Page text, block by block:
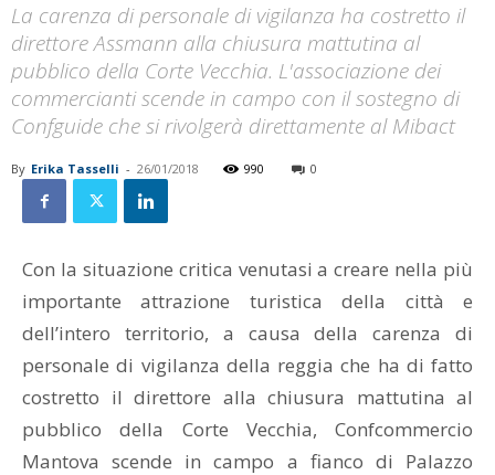
La carenza di personale di vigilanza ha costretto il
direttore Assmann alla chiusura mattutina al
pubblico della Corte Vecchia. L'associazione dei
commercianti scende in campo con il sostegno di
Confguide che si rivolgerà direttamente al Mibact
By Erika Tasselli - 26/01/2018 990 0
Con la situazione critica venutasi a creare nella più
importante attrazione turistica della città e
dell’intero territorio, a causa della carenza di
personale di vigilanza della reggia che ha di fatto
costretto il direttore alla chiusura mattutina al
pubblico della Corte Vecchia, Confcommercio
Mantova scende in campo a fianco di Palazzo